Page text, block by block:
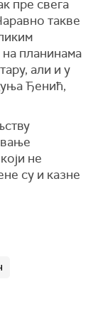
пре свега
такве
на планинама
али и у
Ђенић,
не
су и казне